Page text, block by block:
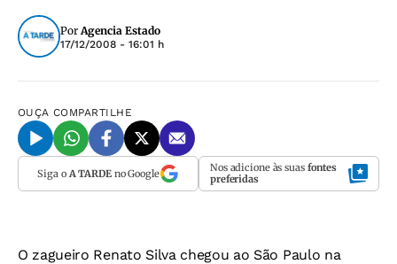
PorAgencia Estado
17/12/2008 - 16:01 h
OUÇA COMPARTILHE
Siga o A TARDEno Google Nos adicione às suas fontes
preferidas
O zagueiro Renato Silva chegou ao São Paulo na